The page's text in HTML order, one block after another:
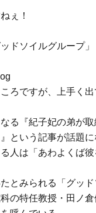
ぇ！
ッドソイルグルー
ろですが、上手く
る『紀子妃の弟が
という記事が話題
人は「あわよくば
とみられる「グッ
の特任教授・田ノ